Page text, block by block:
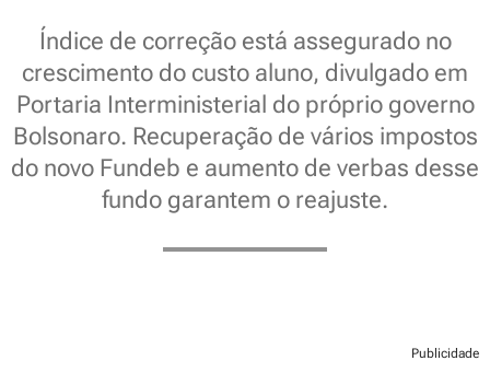
Índice de correção está assegurado no
crescimento do custo aluno, divulgado em
Portaria Interministerial do próprio governo
Bolsonaro. Recuperação de vários impostos
do novo Fundeb e aumento de verbas desse
fundo garantem o reajuste.
Publicidade